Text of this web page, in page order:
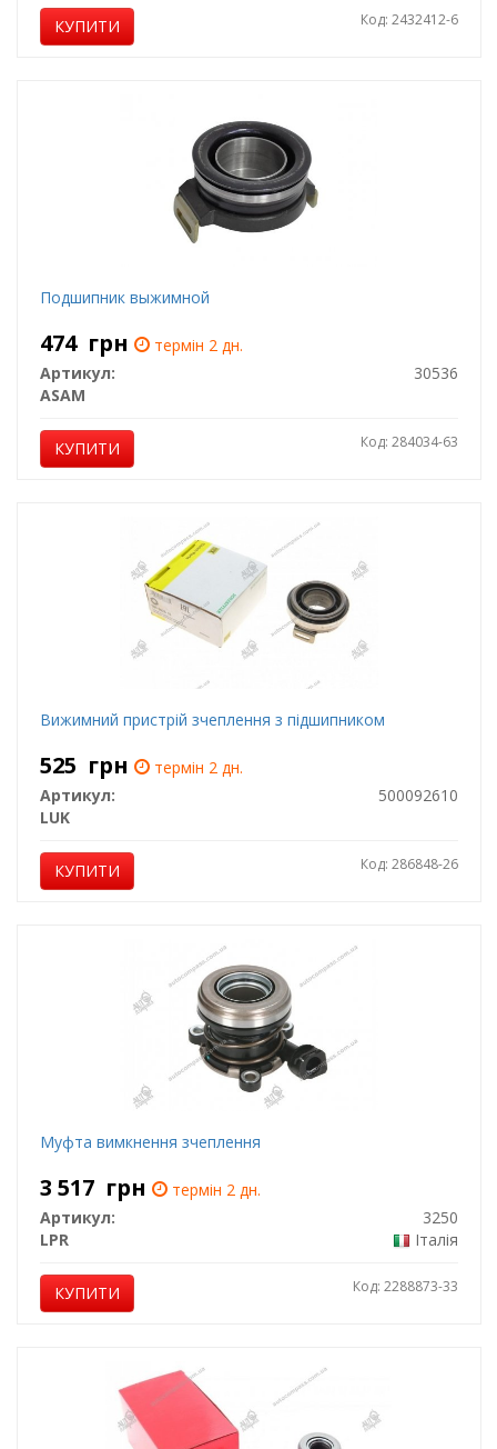
КУПИТИ Код: 2432412-6
Подшипник выжимной
474 грн
термін 2 дн.
Артикул:
30536
ASAM
КУПИТИ Код: 284034-63
Вижимний пристрій зчеплення з підшипником
525 грн
термін 2 дн.
Артикул:
500092610
LUK
КУПИТИ Код: 286848-26
Муфта вимкнення зчеплення
3 517 грн
термін 2 дн.
Артикул:
3250
LPR
Італія
КУПИТИ Код: 2288873-33